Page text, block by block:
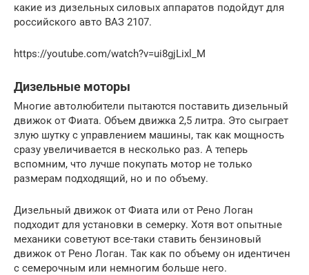
какие из дизельных силовых аппаратов подойдут для
российского авто ВАЗ 2107.
https://youtube.com/watch?v=ui8gjLixl_M
Дизельные моторы
Многие автолюбители пытаются поставить дизельный
движок от Фиата. Объем движка 2,5 литра. Это сыграет
злую шутку с управлением машины, так как мощность
сразу увеличивается в несколько раз. А теперь
вспомним, что лучше покупать мотор не только
размерам подходящий, но и по объему.
Дизельный движок от Фиата или от Рено Логан
подходит для установки в семерку. Хотя вот опытные
механики советуют все-таки ставить бензиновый
движок от Рено Логан. Так как по объему он идентичен
с семерочным или немногим больше него.